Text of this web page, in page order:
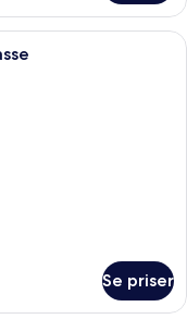
Se priser